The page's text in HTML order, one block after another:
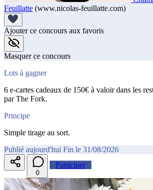
Feuillatte (www.nicolas-feuillatte.com)
Ajouter ce concours aux favoris
Masquer ce concours
Lots à gagner
6 e-cartes cadeaux de 150€ à valoir dans les
par The Fork.
Principe
Simple tirage au sort.
Publié aujourd'hui Fin le 31/08/2026
0
Participer